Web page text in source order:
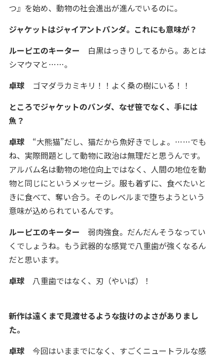
つ』を始め、動物の社会進出が進んでいるのに。
ジャケットはジャイアントパンダ。これにも意味が？
ルーピエのキーター 白黒はっきりしてるから。あとは
シマウマと……。
卓球 ゴマダラカミキリ！！よく桑の樹にいる！！
ところでジャケットのパンダ、なぜ笹でなく、手には
魚？
卓球 “大熊猫”だし、猫だから魚好きでしょ。……でも
ね、実際問題として動物に政治は無理だと思うんです。
アルバム名は動物の地位向上ではなく、人間の地位を動
物と同じにというメッセージ。服も着ずに、食べたいと
きに食べて、奪い合う。そのレベルまで堕ちようという
意味が込められているんです。
ルーピエのキーター 弱肉強食。だんだんそうなってい
くでしょうね。もう武器的な感覚で八重歯が強くなるん
だと思います。
卓球 八重歯ではなく、刃（やいば）！
新作は遠くまで見渡せるような抜けのよさがありまし
た。
卓球 今回はいままでになく、すごくニュートラルな感